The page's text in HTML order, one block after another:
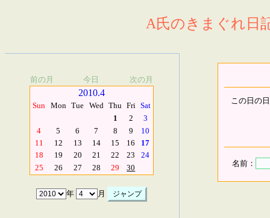
A氏のきまぐれ日
前の月 今日 次の月
2010.4
Sun Mon Tue Wed Thu Fri Sat
1
2
3
4
5 6 7 8 9
10
11
12 13 14 15 16
17
18
19 20 21 22 23
24
25
26 27 28 29 30
年 月
この日の
名前：